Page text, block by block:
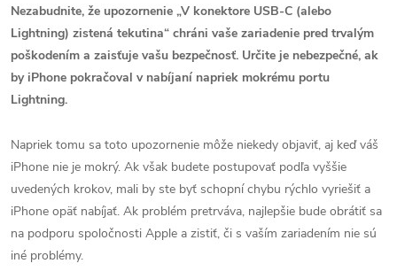
Nezabudnite, že upozornenie „V konektore USB-C (alebo
Lightning) zistená tekutina“ chráni vaše zariadenie pred trvalým
poškodením a zaisťuje vašu bezpečnosť. Určite je nebezpečné, ak
by iPhone pokračoval v nabíjaní napriek mokrému portu
Lightning.
Napriek tomu sa toto upozornenie môže niekedy objaviť, aj keď váš
iPhone nie je mokrý. Ak však budete postupovať podľa vyššie
uvedených krokov, mali by ste byť schopní chybu rýchlo vyriešiť a
iPhone opäť nabíjať. Ak problém pretrváva, najlepšie bude obrátiť sa
na podporu spoločnosti Apple a zistiť, či s vaším zariadením nie sú
iné problémy.